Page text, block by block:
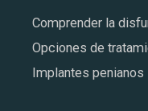
Comprender la
Opciones de
Implantes penianos